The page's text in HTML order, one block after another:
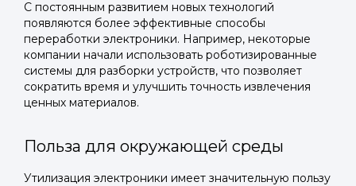
С постоянным развитием новых технологий
появляются более эффективные способы
переработки электроники. Например, некоторые
компании начали использовать роботизированные
системы для разборки устройств, что позволяет
сократить время и улучшить точность извлечения
ценных материалов.
Польза для окружающей среды
Утилизация электроники имеет значительную пользу